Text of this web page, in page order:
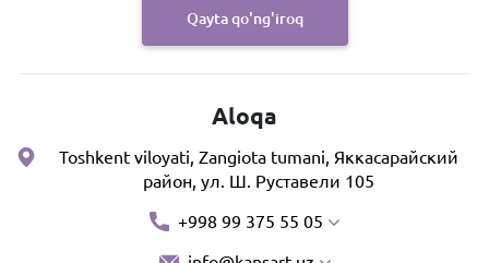
Qayta qo'ng'iroq
Aloqa
Toshkent viloyati, Zangiota tumani, Яккасарайский
район, ул. Ш. Руставели 105
+998 99 375 55 05